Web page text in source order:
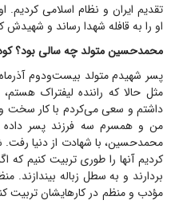
تقدیم ایران و نظام اسلامی
او را به قافله شهدا رساند و شهیدش
محمد‌حسین متولد چه سالی بود؟
مثل حالا که راننده لیفتراک
داشتم و سعی می‌کردم با کار سخت و
من و همسرم سه فرزند پسر داده
محمد‌حسین، با شهادت از دنیا
کردیم آنها را طوری تربیت کنیم که
بردارند و به سطل زباله
مؤدب و منظم در کارهایشان